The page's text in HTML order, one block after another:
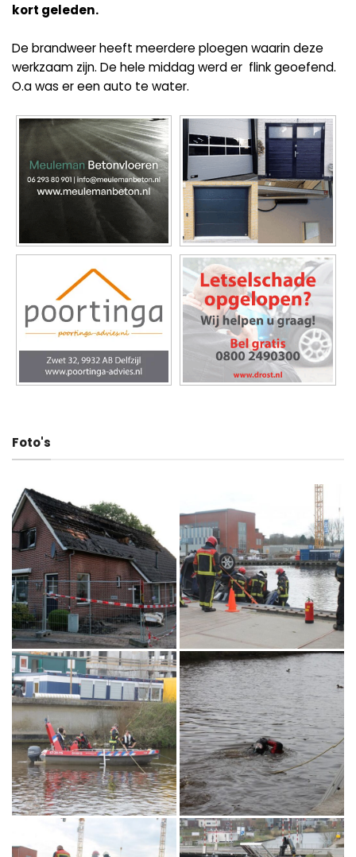
kort geleden.
De brandweer heeft meerdere ploegen waarin deze
werkzaam zijn. De hele middag werd er flink geoefend.
O.a was er een auto te water.
Foto's